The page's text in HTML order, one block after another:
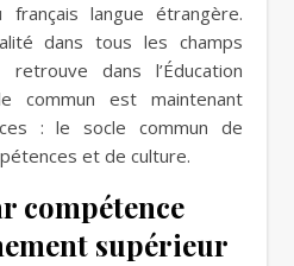
français langue étrangère.
dans tous les champs
dans l’Éducation
commun est maintenant
: le socle commun de
et de culture.
compétence
supérieur